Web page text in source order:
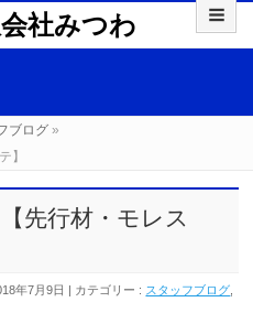
社みつわ
ブログ »
】
行材・モレス
年7月9日 カテゴリー : スタッフブログ